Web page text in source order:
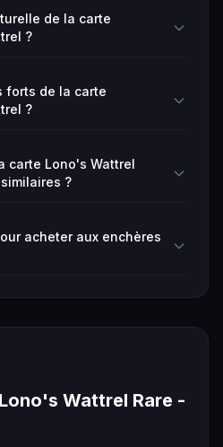
de la carte
?
forts de la carte
?
carte Lono's Wattrel
?
acheter aux enchères
Wattrel Rare -